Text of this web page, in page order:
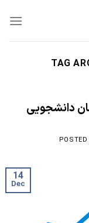
TAG
دانشجویی
POSTED
14
Dec